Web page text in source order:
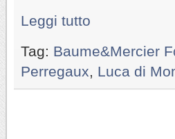
Leggi tutto
Tag: Baume&Mercier
Perregaux
Luca di